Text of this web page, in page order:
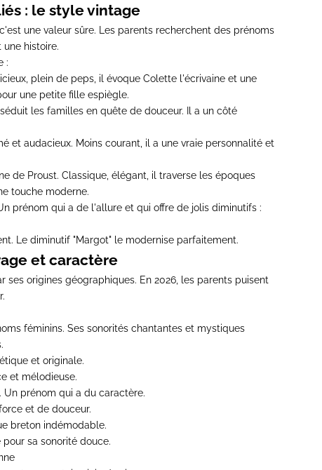
: le style vintage
une valeur sûre. Les parents recherchent des prénoms
histoire.
:
plein de peps, il évoque Colette l'écrivaine et une
une petite fille espiègle.
les familles en quête de douceur. Il a un côté
et audacieux. Moins courant, il a une vraie personnalité et
de Proust. Classique, élégant, il traverse les époques
touche moderne.
prénom qui a de l'allure et qui offre de jolis diminutifs :
Le diminutif "Margot" le modernise parfaitement.
et caractère
ses origines géographiques. En 2026, les parents puisent
féminins. Ses sonorités chantantes et mystiques
et originale.
et mélodieuse.
prénom qui a du caractère.
et de douceur.
breton indémodable.
sa sonorité douce.